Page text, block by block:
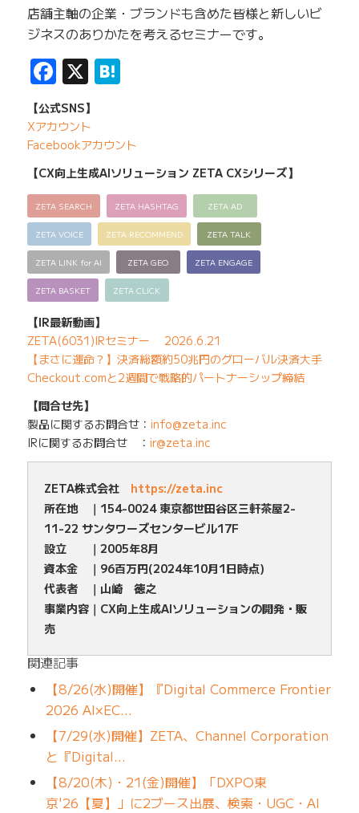
店舗主軸の企業・ブランドも含めた皆様と新しいビ
ジネスのありかたを考えるセミナーです。
Facebook
X Hatena
【公式SNS】
Xアカウント
Facebookアカウント
【CX向上生成AIソリューション ZETA CXシリーズ】
ZETA SEARCH ZETA HASHTAG ZETA AD
ZETA VOICE ZETA RECOMMEND ZETA TALK
ZETA LINK for AI ZETA GEO ZETA ENGAGE
ZETA BASKET ZETA CLICK
【IR最新動画】
ZETA(6031)IRセミナー 2026.6.21
【まさに運命？】決済総額約50兆円のグローバル決済大手
Checkout.comと2週間で戦略的パートナーシップ締結
【問合せ先】
製品に関するお問合せ： info@zeta.inc
IRに関するお問合せ ： ir@zeta.inc
ZETA株式会社 https://zeta.inc
所在地 ｜154-0024 東京都世田谷区三軒茶屋2-
11-22 サンタワーズセンタービル17F
設立 ｜2005年8月
資本金 ｜96百万円(2024年10月1日時点)
代表者 ｜山崎 徳之
事業内容｜CX向上生成AIソリューションの開発・販
売
関連記事
【8/26(水)開催】『Digital Commerce Frontier
2026 AI×EC…
【7/29(水)開催】ZETA、Channel Corporation
と『Digital…
【8/20(木)・21(金)開催】「DXPO東
京'26【夏】」に2ブース出展、検索・UGC・AI